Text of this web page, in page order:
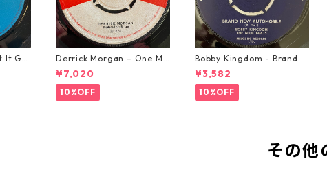
It Go
Derrick Morgan – One Mo
rning In May【7-21653】
¥7,020
10%OFF
Bobby Kingdom - Brand N
ew Automobile【7-2088
9】
¥3,582
10%OFF
その他